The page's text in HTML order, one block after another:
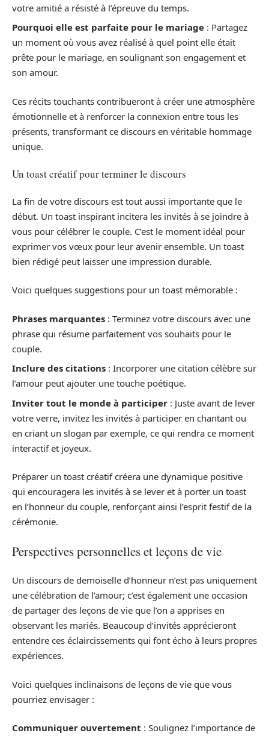
votre amitié a résisté à l’épreuve du temps.
Pourquoi elle est parfaite pour le mariage : Partagez
un moment où vous avez réalisé à quel point elle était
prête pour le mariage, en soulignant son engagement et
son amour.
Ces récits touchants contribueront à créer une atmosphère
émotionnelle et à renforcer la connexion entre tous les
présents, transformant ce discours en véritable hommage
unique.
Un toast créatif pour terminer le discours
La fin de votre discours est tout aussi importante que le
début. Un toast inspirant incitera les invités à se joindre à
vous pour célébrer le couple. C’est le moment idéal pour
exprimer vos vœux pour leur avenir ensemble. Un toast
bien rédigé peut laisser une impression durable.
Voici quelques suggestions pour un toast mémorable :
Phrases marquantes : Terminez votre discours avec une
phrase qui résume parfaitement vos souhaits pour le
couple.
Inclure des citations : Incorporer une citation célèbre sur
l’amour peut ajouter une touche poétique.
Inviter tout le monde à participer : Juste avant de lever
votre verre, invitez les invités à participer en chantant ou
en criant un slogan par exemple, ce qui rendra ce moment
interactif et joyeux.
Préparer un toast créatif créera une dynamique positive
qui encouragera les invités à se lever et à porter un toast
en l’honneur du couple, renforçant ainsi l’esprit festif de la
cérémonie.
Perspectives personnelles et leçons de vie
Un discours de demoiselle d’honneur n’est pas uniquement
une célébration de l’amour; c’est également une occasion
de partager des leçons de vie que l’on a apprises en
observant les mariés. Beaucoup d’invités apprécieront
entendre ces éclaircissements qui font écho à leurs propres
expériences.
Voici quelques inclinaisons de leçons de vie que vous
pourriez envisager :
Communiquer ouvertement : Soulignez l’importance de